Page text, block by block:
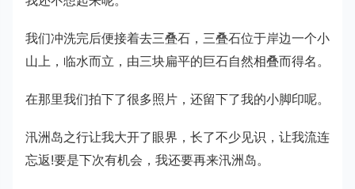
我们冲洗完后便接着去三叠石，三叠石位于岸边一个小
山上，临水而立，由三块扁平的巨石自然相叠而得名。
在那里我们拍下了很多照片，还留下了我的小脚印呢。
汛洲岛之行让我大开了眼界，长了不少见识，让我流连
忘返!要是下次有机会，我还要再来汛洲岛。